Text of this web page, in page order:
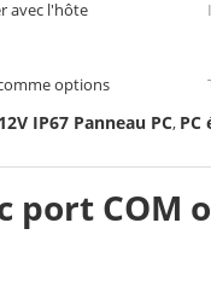
avec l'hôte
options
12V IP67 Panneau PC, PC
port